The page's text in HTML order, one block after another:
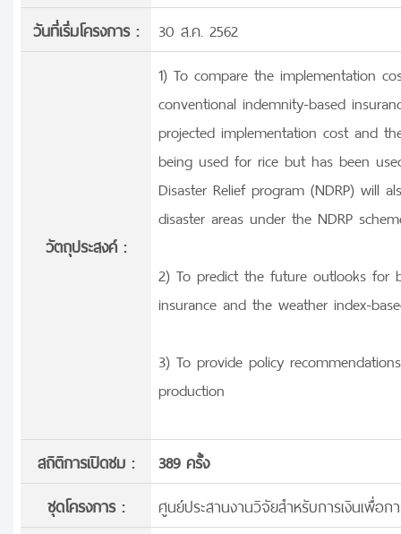
วันที่เริ่มโครงการ :
30 ส.ค. 2562
วัตถุประสงค์ :
1) To compare the implementation
conventional indemnity-based
projected implementation cost and
being used for rice but has been
Disaster Relief program (NDRP) will
disaster areas under the NDRP
2) To predict the future outlooks for
insurance and the weather index-
3) To provide policy
production
สถิติการเปิดชม :
389 ครั้ง
ชุดโครงการ :
ศูนย์ประสานงานวิจัยสำหรับการเงินเพื่อ